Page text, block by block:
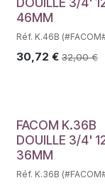
46MM
Réf. K.46B
30,72 € 32,00€
FACOM K.36B
DOUILLE 3/4'
36MM
Réf. K.36B